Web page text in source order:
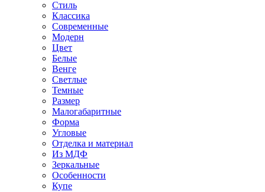
Стиль
Классика
Современные
Модерн
Цвет
Белые
Венге
Светлые
Темные
Размер
Малогабаритные
Форма
Угловые
Отделка и материал
Из МДФ
Зеркальные
Особенности
Купе